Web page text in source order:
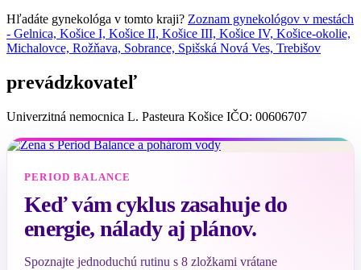
Hľadáte gynekológa v tomto kraji? Zoznam gynekológov v mestách
- Gelnica, Košice I, Košice II, Košice III, Košice IV, Košice-okolie,
Michalovce, Rožňava, Sobrance, Spišská Nová Ves, Trebišov
prevádzkovateľ
Univerzitná nemocnica L. Pasteura Košice IČO: 00606707
PERIOD BALANCE
Keď vám cyklus zasahuje do
energie, nálady aj plánov.
Spoznajte jednoduchú rutinu s 8 zložkami vrátane